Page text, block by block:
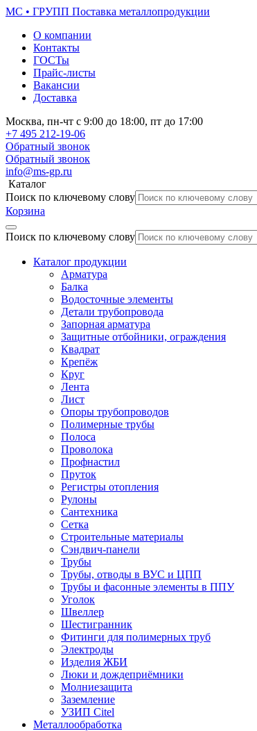
МС • ГРУПП Поставка металлопродукции
О компании
Контакты
ГОСТы
Прайс-листы
Вакансии
Доставка
Москва, пн-чт с 9:00 до 18:00, пт до 17:00
+7 495 212-19-06
Обратный звонок
Обратный звонок
info@ms-gp.ru
Каталог
Поиск по ключевому слову
Корзина
Поиск по ключевому слову
Каталог продукции
Арматура
Балка
Водосточные элементы
Детали трубопровода
Запорная арматура
Защитные отбойники, ограждения
Квадрат
Крепёж
Круг
Лента
Лист
Опоры трубопроводов
Полимерные трубы
Полоса
Проволока
Профнастил
Пруток
Регистры отопления
Рулоны
Сантехника
Сетка
Строительные материалы
Сэндвич-панели
Трубы
Трубы, отводы в ВУС и ЦПП
Трубы и фасонные элементы в ППУ
Уголок
Швеллер
Шестигранник
Фитинги для полимерных труб
Электроды
Изделия ЖБИ
Люки и дождеприёмники
Молниезащита
Заземление
УЗИП Citel
Металлообработка